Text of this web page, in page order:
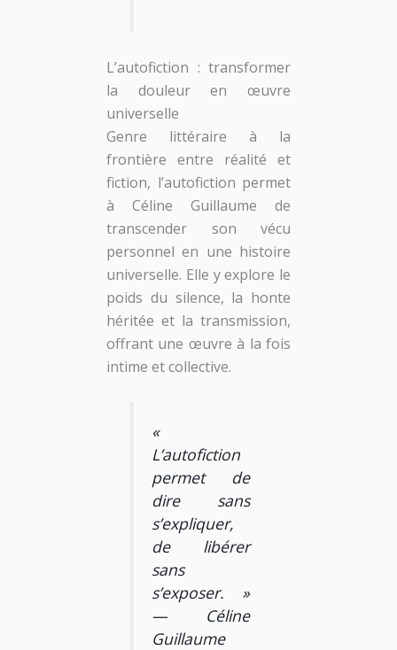
L’autofiction : transformer
la douleur en œuvre
universelle
Genre littéraire à la
frontière entre réalité et
fiction, l’autofiction permet
à Céline Guillaume de
transcender son vécu
personnel en une histoire
universelle. Elle y explore le
poids du silence, la honte
héritée et la transmission,
offrant une œuvre à la fois
intime et collective.
«
L’autofiction
permet de
dire sans
s’expliquer,
de libérer
sans
s’exposer. »
— Céline
Guillaume